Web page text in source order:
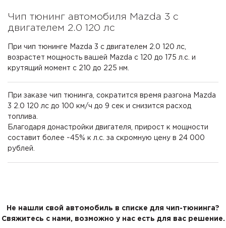
Чип тюнинг автомобиля Mazda 3 с
двигателем 2.0 120 лс
При чип тюнинге Mazda 3 с двигателем 2.0 120 лс,
возрастет мощность вашей Mazda с 120 до 175 л.с. и
крутящий момент с 210 до 225 нм.
При заказе чип тюнинга, сократится время разгона Mazda
3 2.0 120 лс до 100 км/ч до 9 сек и снизится расход
топлива.
Благодаря донастройки двигателя, прирост к мощности
составит более ~45% к л.с. за скромную цену в 24 000
рублей.
Не нашли свой автомобиль в списке для чип-тюнинга?
Свяжитесь с нами, возможно у нас есть для вас решение.